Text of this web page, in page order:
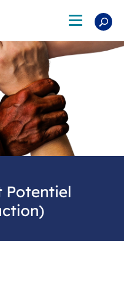
Toggle
navigation
Potentiel